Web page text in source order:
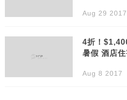
Aug 29 2017
4折！
暑假 酒店
Aug 8 2017